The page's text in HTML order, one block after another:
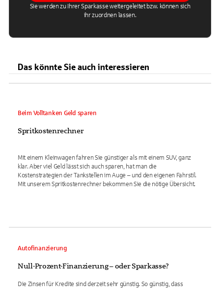
Sie werden zu Ihrer Sparkasse weitergeleitet bzw. können sich
ihr zuordnen lassen.
Das könnte Sie auch interessieren
Beim Volltanken Geld sparen
Spritkostenrechner
Mit einem Kleinwagen fahren Sie günstiger als mit einem SUV, ganz
klar. Aber viel Geld lässt sich auch sparen, hat man die
Kostenstrategien der Tankstellen im Auge – und den eigenen Fahrstil.
Mit unserem Spritkostenrechner bekommen Sie die nötige Übersicht.
Autofinanzierung
Null-Prozent-Finanzierung – oder Sparkasse?
Die Zinsen für Kredite sind derzeit sehr günstig. So günstig, dass